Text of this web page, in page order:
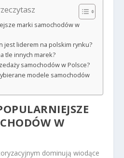
marki samochodów w
jest liderem na polskim rynku?
tle innych marek?
samochodów w Polsce?
modele samochodów
W
dominują wiodące